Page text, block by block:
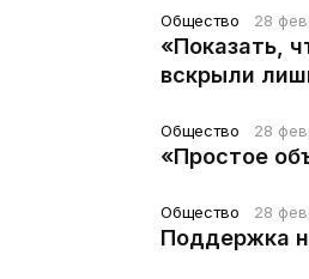
Общество 28
«Показать,
вскрыли
Общество 28
«Простое
Общество 28
Поддержка